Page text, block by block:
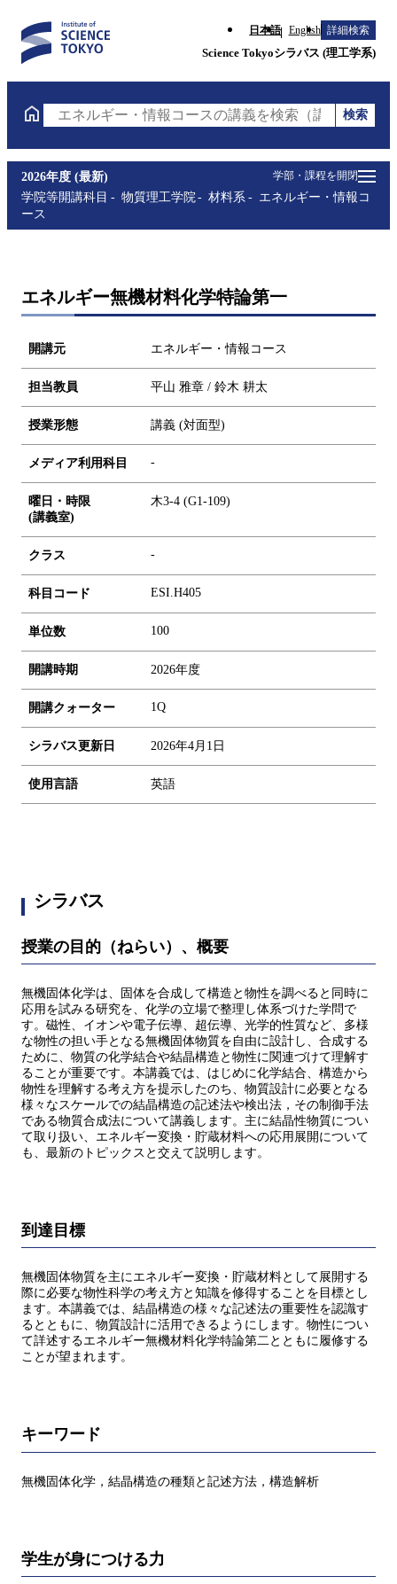
日本語 English 詳細検索
Science Tokyoシラバス (理工学系)
エネルギー・情報コースの講義を検索（講義名・科
検索
学部・課程を開閉
2026年度 (最新)
学院等開講科目
物質理工学院 材料系
エネルギー・情報コ
ース
エネルギー無機材料化学特論第一
開講元 エネルギー・情報コース
担当教員 平山 雅章 / 鈴木 耕太
授業形態 講義 (対面型)
メディア利用科目 -
曜日・時限
(講義室)
木3-4 (G1-109)
クラス -
科目コード ESI.H405
単位数 100
開講時期 2026年度
開講クォーター 1Q
シラバス更新日 2026年4月1日
使用言語 英語
シラバス
授業の目的（ねらい）、概要
無機固体化学は、固体を合成して構造と物性を調べると同時に
応用を試みる研究を、化学の立場で整理し体系づけた学問で
す。磁性、イオンや電子伝導、超伝導、光学的性質など、多様
な物性の担い手となる無機固体物質を自由に設計し、合成する
ために、物質の化学結合や結晶構造と物性に関連づけて理解す
ることが重要です。本講義では、はじめに化学結合、構造から
物性を理解する考え方を提示したのち、物質設計に必要となる
様々なスケールでの結晶構造の記述法や検出法，その制御手法
である物質合成法について講義します。主に結晶性物質につい
て取り扱い、エネルギー変換・貯蔵材料への応用展開について
も、最新のトピックスと交えて説明します。
到達目標
無機固体物質を主にエネルギー変換・貯蔵材料として展開する
際に必要な物性科学の考え方と知識を修得することを目標とし
ます。本講義では、結晶構造の様々な記述法の重要性を認識す
るとともに、物質設計に活用できるようにします。物性につい
て詳述するエネルギー無機材料化学特論第二とともに履修する
ことが望まれます。
キーワード
無機固体化学，結晶構造の種類と記述方法，構造解析
学生が身につける力